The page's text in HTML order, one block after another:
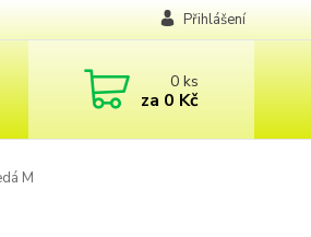
Přihlášení
0ks
za 0 Kč
M